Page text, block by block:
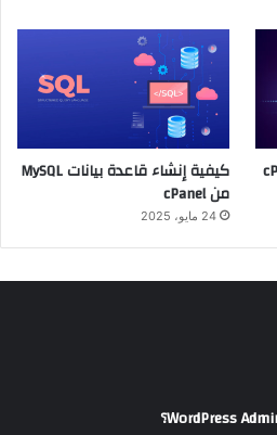
كيفية إنشاء قاعدة بيانات MySQL
من cPanel
24 مايو، 2025